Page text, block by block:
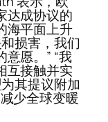
达成协议的
海平面上升
损害，我们
愿。” “我
互接触并实
其提议附加
少全球变暖